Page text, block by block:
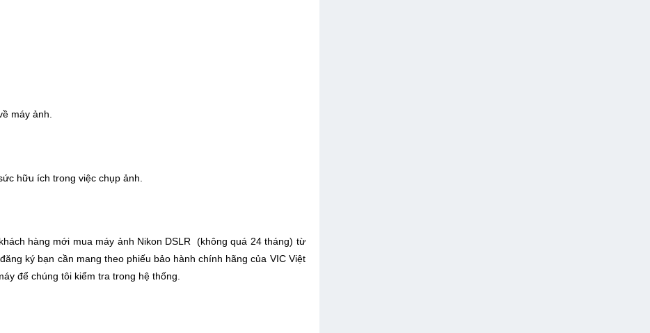
máy ảnh.
hữu ích trong việc chụp ảnh.
hàng mới mua máy ảnh Nikon DSLR (không quá 24 tháng) từ
ký bạn cần mang theo phiếu bảo hành chính hãng của VIC Việt
để chúng tôi kiểm tra trong hệ thống.